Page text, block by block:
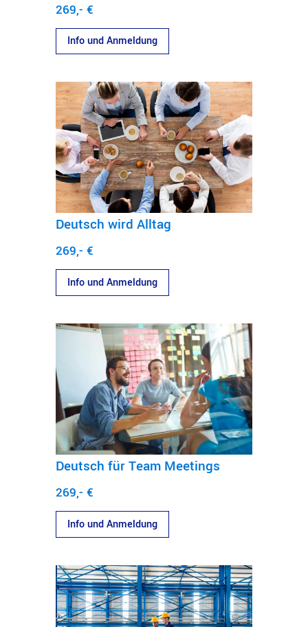
269,- €
Info und Anmeldung
Deutsch wird Alltag
269,- €
Info und Anmeldung
Deutsch für Team Meetings
269,- €
Info und Anmeldung